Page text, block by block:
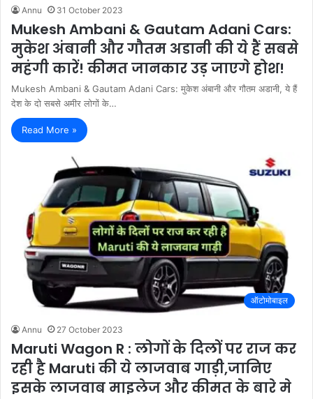
Annu 31 October 2023
Mukesh Ambani & Gautam Adani Cars:
मुकेश अंबानी और गौतम अडानी की ये हैं सबसे
महंगी कारें! कीमत जानकार उड़ जाएगे होश!
Mukesh Ambani & Gautam Adani Cars: मुकेश अंबानी और गौतम अडानी, ये हैं
देश के दो सबसे अमीर लोगों के…
Read More »
ऑटोमोबाइल
Annu 27 October 2023
Maruti Wagon R : लोगों के दिलों पर राज कर
रही है Maruti की ये लाजवाब गाड़ी,जानिए
इसके लाजवाब माइलेज और कीमत के बारे मे